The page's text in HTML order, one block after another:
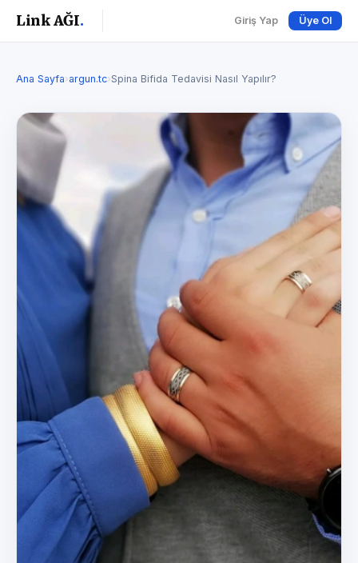
Link AĞI. Giriş Yap Üye Ol
Ana Sayfa›argun.tc›Spina Bifida Tedavisi Nasıl Yapılır?